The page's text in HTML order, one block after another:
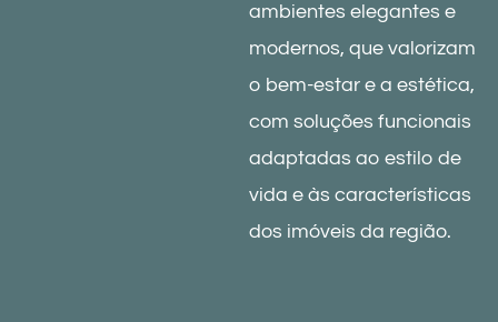
ambientes elegantes e
modernos, que valorizam
o bem-estar e a estética,
com soluções funcionais
adaptadas ao estilo de
vida e às características
dos imóveis da região.